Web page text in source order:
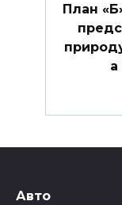
План
а
Авто